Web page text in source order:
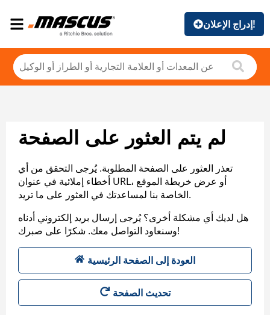
إدراج الإعلان!
لم يتم العثور على الصفحة
تعذر العثور على الصفحة المطلوبة. يُرجى التحقق من أي
أخطاء إملائية في عنوان URL، أو عرض خريطة الموقع
الخاصة بنا لمساعدتك في العثور على ما تريد.
هل لديك أي مشكلة أخرى؟ يُرجى إرسال بريد إلكتروني أدناه
وسنعاود التواصل معك. شكرًا على صبرك!
العودة إلى الصفحة الرئيسية
تحديث الصفحة